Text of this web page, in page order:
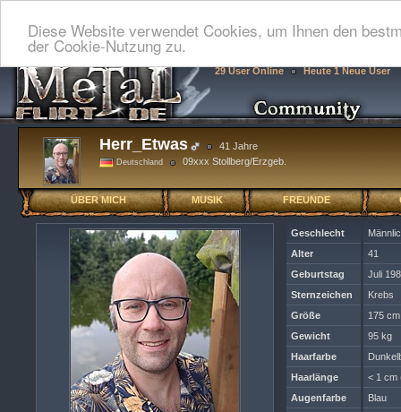
Diese Website verwendet Cookies, um Ihnen den
der Cookie-Nutzung zu.
29 User Online Heute 1 Neue User
Herr_Etwas 41 Jahre
Deutschland 09xxx Stollberg/Erzgeb.
ÜBER MICH MUSIK FREUNDE
Geschlecht
Alter
41
Geburtstag
Juli
Sternzeichen
Krebs
Größe
175 cm
Gewicht
95 kg
Haarfarbe
Haarlänge
< 1 cm
Augenfarbe
Blau